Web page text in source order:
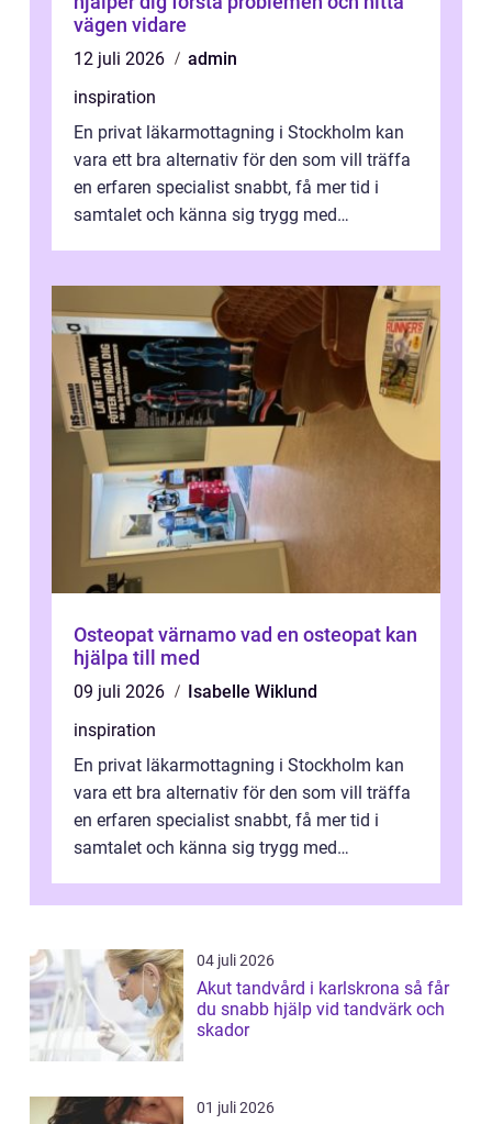
vägen vidare
12 juli 2026
admin
inspiration
En privat läkarmottagning i Stockholm kan
vara ett bra alternativ för den som vill träffa
en erfaren specialist snabbt, få mer tid i
samtalet och känna sig trygg med
Osteopat värnamo vad en osteopat kan
hjälpa till med
09 juli 2026
Isabelle Wiklund
inspiration
En privat läkarmottagning i Stockholm kan
vara ett bra alternativ för den som vill träffa
en erfaren specialist snabbt, få mer tid i
samtalet och känna sig trygg med
04 juli 2026
Akut tandvård i karlskrona så får
du snabb hjälp vid tandvärk och
skador
01 juli 2026